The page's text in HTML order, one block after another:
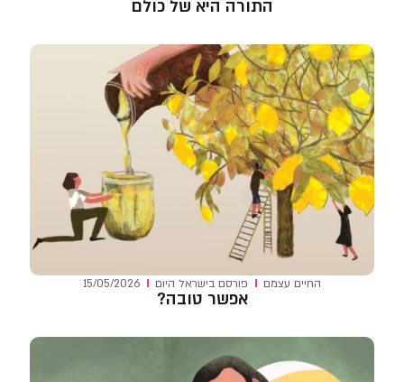
התורה היא של כולם
החיים עצמם פורסם בישראל היום 15/05/2026
אפשר טובה?